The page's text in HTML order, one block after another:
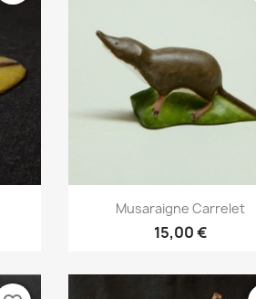
Aperçu rapide
Musaraigne Carrelet
15,00 €